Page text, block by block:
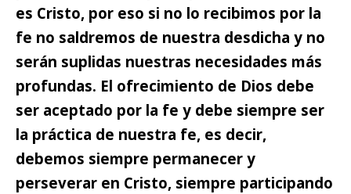
es Cristo, por eso si no lo recibimos por la
fe no saldremos de nuestra desdicha y no
serán suplidas nuestras necesidades más
profundas. El ofrecimiento de Dios debe
ser aceptado por la fe y debe siempre ser
la práctica de nuestra fe, es decir,
debemos siempre permanecer y
perseverar en Cristo, siempre participando